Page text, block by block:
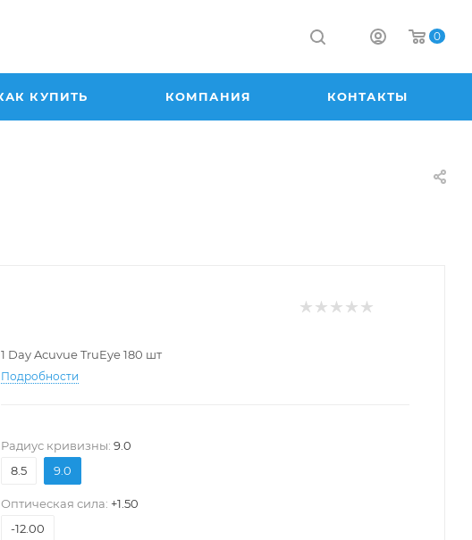
0
КУПИТЬ КОМПАНИЯ КОНТАКТЫ
1 Day Acuvue TruEye 180 шт
Подробности
Pадиус кривизны: 9.0
8.5
9.0
Оптическая сила: +1.50
-12.00